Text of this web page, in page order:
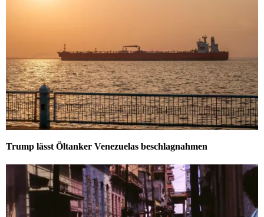
Trump lässt Öltanker Venezuelas beschlagnahmen